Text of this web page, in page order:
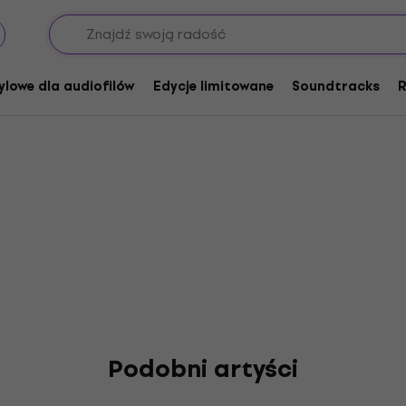
dla audiofilów Edycje limitowane Soundtracks
Gap
Podobni artyści